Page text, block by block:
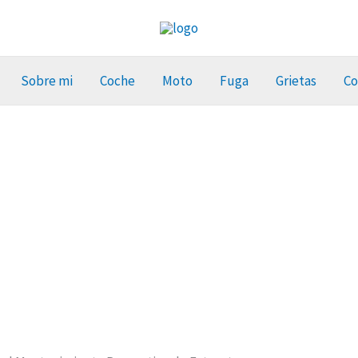
Sobre mi Coche Moto Fuga Grietas